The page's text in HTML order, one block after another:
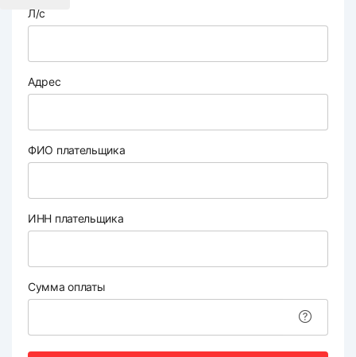
Л/с
Адрес
ФИО плательщика
ИНН плательщика
Сумма оплаты